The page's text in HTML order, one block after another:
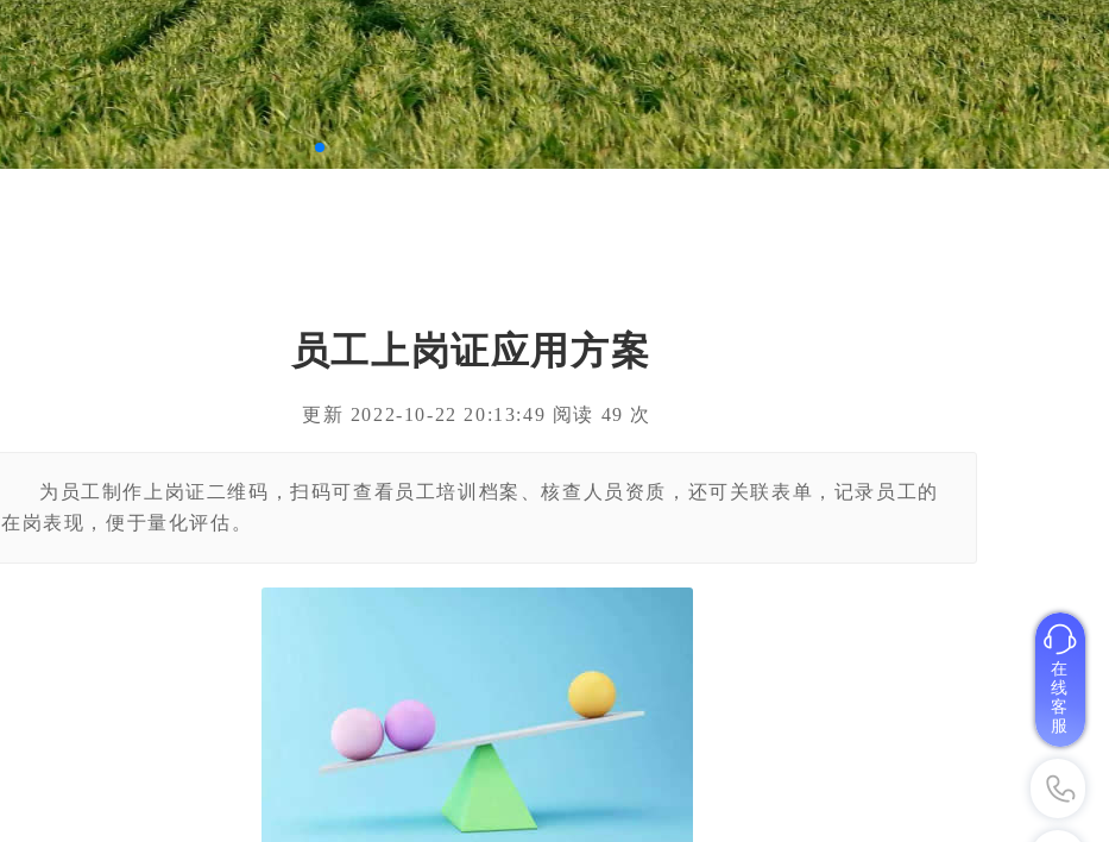
员工上岗证应用方案
更新 2022-10-22 20:13:49 阅读 49 次
为员工制作上岗证二维码，扫码可查看员工培训档案、核查人员资质，还可关联表单，记录员工的
在岗表现，便于量化评估。
在
线
客
服